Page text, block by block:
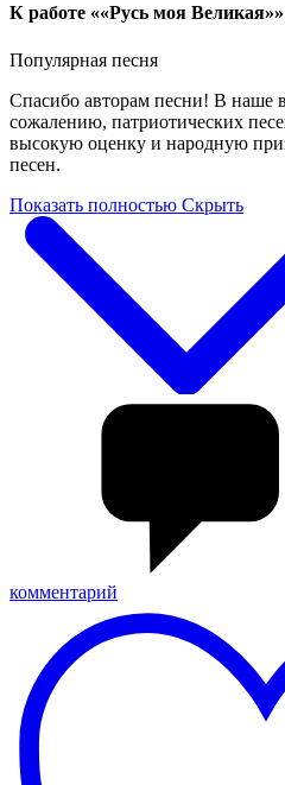
К работе ««Русь моя Великая»»
Популярная песня
Спасибо авторам песни! В наше
сожалению, патриотических
высокую оценку и народную
песен.
Показать полностью Скрыть
комментарий